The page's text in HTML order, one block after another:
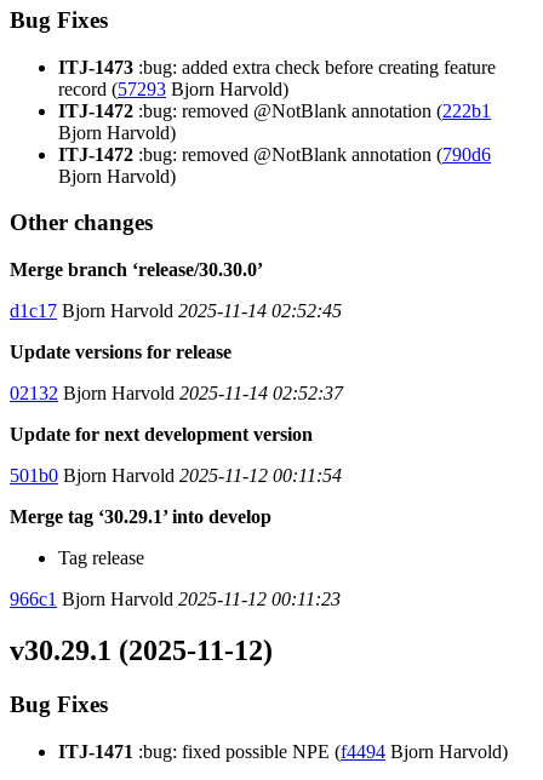
Bug Fixes
ITJ-1473 :bug: added extra check before creating feature
record (57293 Bjorn Harvold)
ITJ-1472 :bug: removed @NotBlank annotation (222b1
Bjorn Harvold)
ITJ-1472 :bug: removed @NotBlank annotation (790d6
Bjorn Harvold)
Other changes
Merge branch ‘release/30.30.0’
d1c17 Bjorn Harvold 2025-11-14 02:52:45
Update versions for release
02132 Bjorn Harvold 2025-11-14 02:52:37
Update for next development version
501b0 Bjorn Harvold 2025-11-12 00:11:54
Merge tag ‘30.29.1’ into develop
Tag release
966c1 Bjorn Harvold 2025-11-12 00:11:23
v30.29.1 (2025-11-12)
Bug Fixes
ITJ-1471 :bug: fixed possible NPE (f4494 Bjorn Harvold)